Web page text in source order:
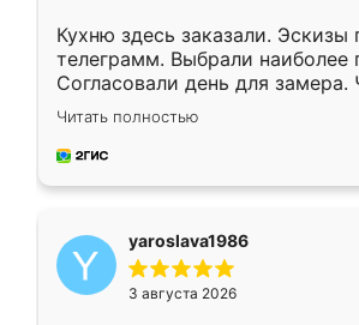
Кухню здесь заказали. Эскизы
телеграмм. Выбрали наиболее
Согласовали день для замера.
недели кухня была уже готова.
довольны работой. Спасибо
мебель за качественную работу!
Читать полностью
yaroslava1986
3 августа 2026